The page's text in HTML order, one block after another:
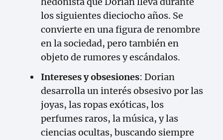
los siguientes dieciocho años. Se
convierte en una figura de renombre
en la sociedad, pero también en
objeto de rumores y escándalos.
Intereses y obsesiones: Dorian
desarrolla un interés obsesivo por las
joyas, las ropas exóticas, los
perfumes raros, la música, y las
ciencias ocultas, buscando siempre